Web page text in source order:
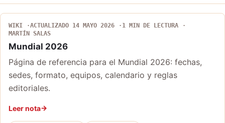
WIKI ACTUALIZADO 14 MAYO 2026
1 MIN DE LECTURA
MARTÍN SALAS
Mundial 2026
Página de referencia para el Mundial 2026: fechas,
sedes, formato, equipos, calendario y reglas
editoriales.
Leer nota